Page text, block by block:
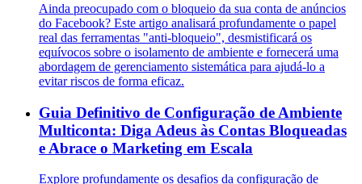
Ainda preocupado com o bloqueio da sua conta de anúncios
do Facebook? Este artigo analisará profundamente o papel
real das ferramentas "anti-bloqueio", desmistificará os
equívocos sobre o isolamento de ambiente e fornecerá uma
abordagem de gerenciamento sistemática para ajudá-lo a
evitar riscos de forma eficaz.
Guia Definitivo de Configuração de Ambiente
Multiconta: Diga Adeus às Contas Bloqueadas
e Abrace o Marketing em Escala
Explore profundamente os desafios da configuração de